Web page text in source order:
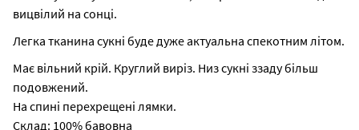
вицвілий на сонці.
Легка тканина сукні буде дуже актуальна спекотним літом.
Має вільний крій. Круглий виріз. Низ сукні ззаду більш
подовжений.
На спині перехрещені лямки.
Склад: 100% бавовна